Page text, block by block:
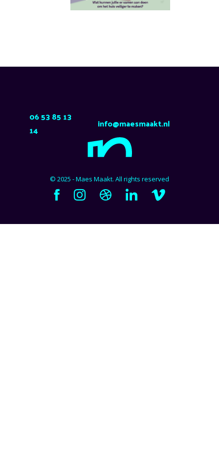
06 53 85 13
14
info@maesmaakt.nl
© 2025 - Maes Maakt. All rights reserved